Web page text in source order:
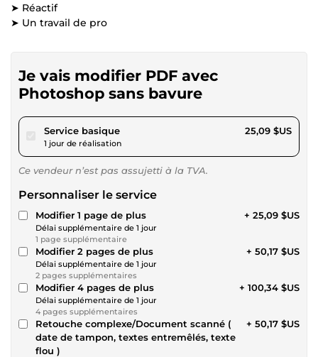
➤ Réactif
➤ Un travail de pro
Je vais modifier PDF avec
Photoshop sans bavure
Service basiquepour 23,12 $US
1 jour de réalisation
25,09 $US
Ce vendeur n’est pas assujetti à la TVA.
Personnaliser le service
Modifier 1 page de plus
Délai supplémentaire de 1 jour
1 page supplémentaire
+ 25,09 $US
Modifier 2 pages de plus
Délai supplémentaire de 1 jour
2 pages supplémentaires
+ 50,17 $US
Modifier 4 pages de plus
Délai supplémentaire de 1 jour
4 pages supplémentaires
+ 100,34 $US
Retouche complexe/Document scanné (
date de tampon, textes entremêlés, texte
flou )
+ 50,17 $US